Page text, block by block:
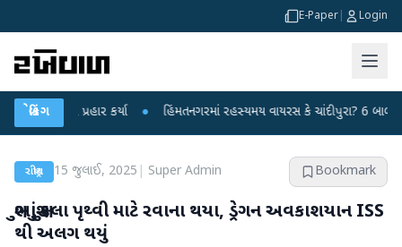
E-Paper Login
બ્રેકિંગ
પર પ્રહાર કર્યા ● હિંમતનગરમાં રહસ્યમય વાયરસ કે ચાંદીપુરા? 6 બાળકોના
રાષ્ટ્રીય 15 જુલાઈ, 2025 Super Admin Bookmark
શુભાંશુ શુક્લા પૃથ્વી માટે રવાના થયા, ડ્રેગન અવકાશયાન ISS
થી અલગ થયું